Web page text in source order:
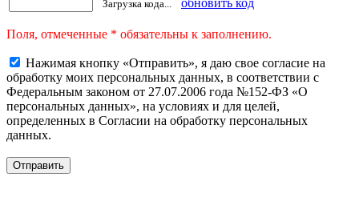
Загрузка кода... обновить код
Поля, отмеченные * обязательны к заполнению.
Нажимая кнопку «Отправить», я даю свое согласие на
обработку моих персональных данных, в соответствии с
Федеральным законом от 27.07.2006 года №152-ФЗ «О
персональных данных», на условиях и для целей,
определенных в Согласии на обработку персональных
данных.